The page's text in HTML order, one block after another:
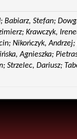
Babiarz, Stefan;
Krawczyk,
Nikończyk,
Agnieszka;
Strzelec, Dariusz;